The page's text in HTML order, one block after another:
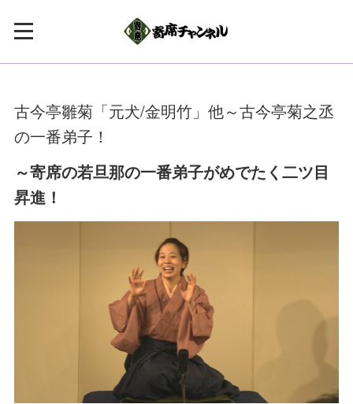
古今亭雛菊「元犬/金明竹」他～古今亭菊之丞
の一番弟子！
～寄席の若旦那の一番弟子がめでたく二ツ目
昇進！